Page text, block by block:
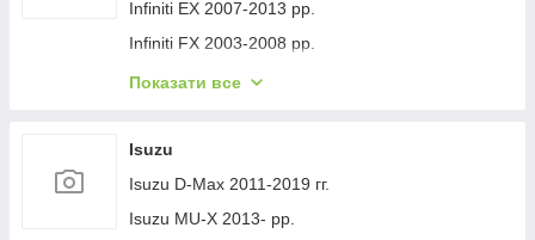
Jeep Cherokee XJ 1984-2001 гг.
Infiniti EX 2007-2013 рр.
Infiniti FX 2003-2008 рр.
Infiniti FX 2008-2012 рр.
Infiniti Q30 2015-2024 гг.
Infiniti Q50/Q60 2013-2024 рр.
Infiniti QX50 2013-2017 рр.
Показати все
Isuzu
Isuzu D-Max 2011-2019 гг.
Isuzu MU-X 2013- рр.